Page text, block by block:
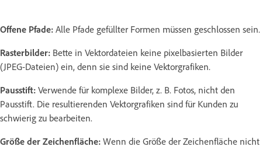
Offene Pfade: Alle Pfade gefüllter Formen müssen geschlossen sein.
Rasterbilder: Bette in Vektordateien keine pixelbasierten Bilder
(JPEG-Dateien) ein, denn sie sind keine Vektorgrafiken.
Pausstift: Verwende für komplexe Bilder, z. B. Fotos, nicht den
Pausstift. Die resultierenden Vektorgrafiken sind für Kunden zu
schwierig zu bearbeiten.
Größe der Zeichenfläche: Wenn die Größe der Zeichenfläche nicht